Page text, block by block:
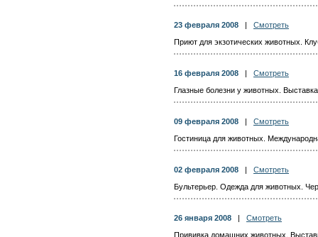
23 февраля 2008
Смотреть
Приют для экзотических животных.
16 февраля 2008
Смотреть
Глазные болезни у животных.
09 февраля 2008
Смотреть
Гостиница для животных.
02 февраля 2008
Смотреть
Бультерьер. Одежда для животных.
26 января 2008
Смотреть
Прививка домашних животных.